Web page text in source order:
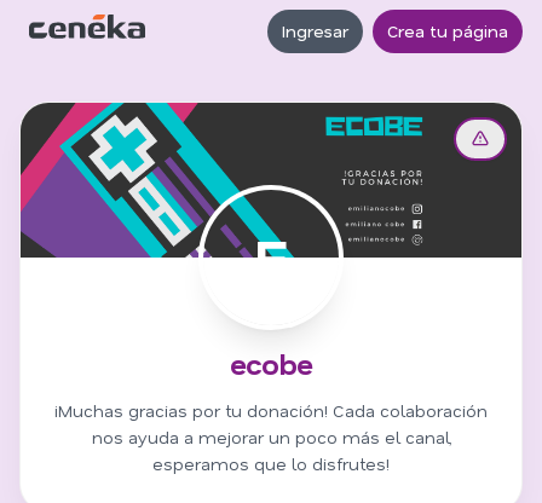
Ingresar Crea tu página
E
ecobe
¡Muchas gracias por tu donación! Cada colaboración
nos ayuda a mejorar un poco más el canal,
esperamos que lo disfrutes!